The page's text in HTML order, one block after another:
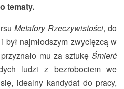
tematy.
Metafory Rzeczywistości, do
najmłodszym zwycięzcą w
mu za sztukę Śmierć
ludzi z bezrobociem we
idealny kandydat do pracy,